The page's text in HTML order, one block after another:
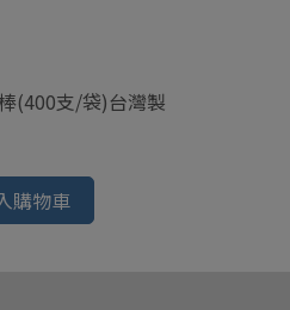
(400支/袋)台灣製
購物車